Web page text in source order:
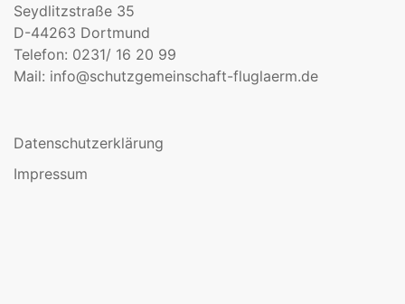
Seydlitzstraße 35
D-44263 Dortmund
Telefon: 0231/ 16 20 99
Mail: info@schutzgemeinschaft-fluglaerm.de
Datenschutzerklärung
Impressum